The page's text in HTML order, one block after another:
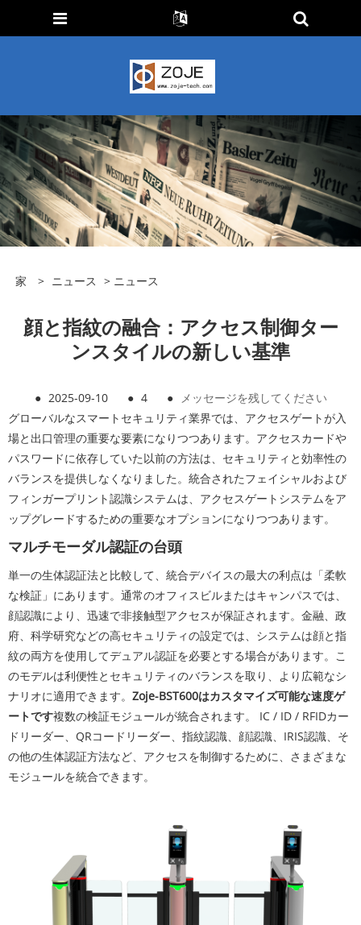
家 > ニュース > ニュース
顔と指紋の融合：アクセス制御ター
ンスタイルの新しい基準
● 2025-09-10 ● 4 ● メッセージを残してください
グローバルなスマートセキュリティ業界では、アクセスゲートが入
場と出口管理の重要な要素になりつつあります。アクセスカードや
パスワードに依存していた以前の方法は、セキュリティと効率性の
バランスを提供しなくなりました。統合されたフェイシャルおよび
フィンガープリント認識システムは、アクセスゲートシステムをア
ップグレードするための重要なオプションになりつつあります。
マルチモーダル認証の台頭
単一の生体認証法と比較して、統合デバイスの最大の利点は「柔軟
な検証」にあります。通常のオフィスビルまたはキャンパスでは、
顔認識により、迅速で非接触型アクセスが保証されます。金融、政
府、科学研究などの高セキュリティの設定では、システムは顔と指
紋の両方を使用してデュアル認証を必要とする場合があります。こ
のモデルは利便性とセキュリティのバランスを取り、より広範なシ
ナリオに適用できます。 Zoje-BST600はカスタマイズ可能な速度ゲ
ートです複数の検証モジュールが統合されます。 IC / ID / RFIDカー
ドリーダー、QRコードリーダー、指紋認識、顔認識、IRIS認識、そ
の他の生体認証方法など、アクセスを制御するために、さまざまな
モジュールを統合できます。